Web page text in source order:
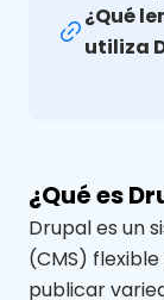
¿Qué
utiliza
¿Qué es
Drupal es un
(CMS)
publicar